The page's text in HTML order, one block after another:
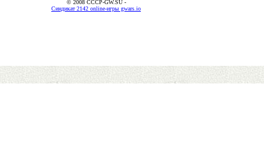
© 2008 CCCP-GW.SU -
Синдикат 2142 online-игры gwars.io